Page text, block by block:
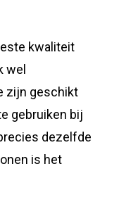
kwaliteit
wel
zijn geschikt
gebruiken bij
dezelfde
is het